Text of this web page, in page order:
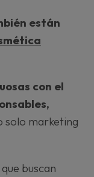
están
con el
solo marketing
buscan